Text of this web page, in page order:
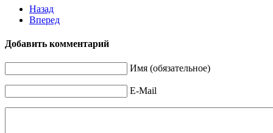
Назад
Вперед
Добавить комментарий
Имя (обязательное)
E-Mail